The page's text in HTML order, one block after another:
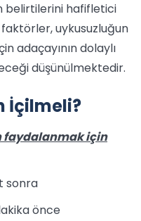
belirtilerini hafifletici
uykusuzluğun
adaçayının dolaylı
düşünülmektedir.
İçilmeli?
faydalanmak için
sonra
önce